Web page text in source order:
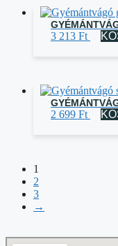
3 213 Ft
2 699 Ft
1
2
3
→